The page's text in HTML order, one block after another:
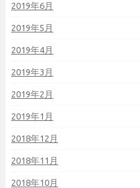
2019年6月
2019年5月
2019年4月
2019年3月
2019年2月
2019年1月
2018年12月
2018年11月
2018年10月